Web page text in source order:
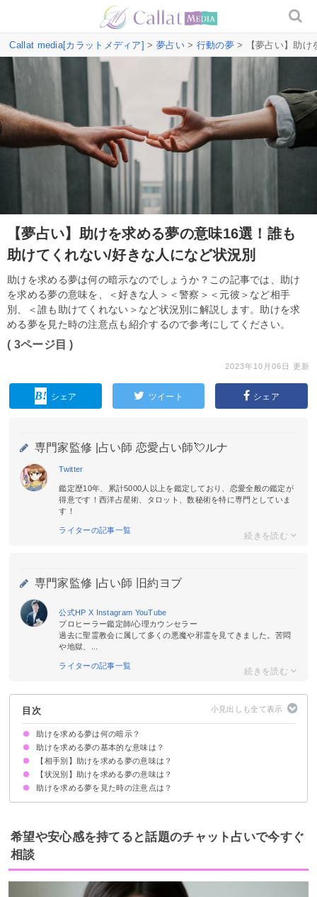
Callat media[カラットメディア] > 夢占い> 行動の夢> 【夢占い】助け
【夢占い】助けを求める夢の意味16選！誰も
助けてくれない/好きな人になど状況別
助けを求める夢は何の暗示なのでしょうか？この記事では、助け
を求める夢の意味を、＜好きな人＞＜警察＞＜元彼＞など相手
別、＜誰も助けてくれない＞など状況別に解説します。助けを求
める夢を見た時の注意点も紹介するので参考にしてください。
( 3ページ目 )
2023年10月06日 更新
シェア ツイート シェア
専門家監修 | 占い師 恋愛占い師💘ルナ
Twitter
鑑定歴10年、累計5000人以上を鑑定しており、恋愛全般の鑑定が
得意です！西洋占星術、タロット、数秘術を特に専門としていま
す！
ライターの記事一覧
専門家監修 | 占い師 旧約ヨブ
公式HP X Instagram YouTube
プロヒーラー鑑定師/心理カウンセラー
過去に聖霊教会に属して多くの悪魔や邪霊を見てきました。苦悶
や地獄、...
ライターの記事一覧
目次
助けを求める夢は何の暗示？
助けを求める夢の基本的な意味は？
①困難な状況にいる暗示
②自信を喪失している暗示
状況によって意味が決まる
【相手別】助けを求める夢の意味は？
好きな人に助けを求める夢【凶夢】
恋人に助けを求める夢【警告夢】
元彼に助けを求める夢【凶夢】
警察に助けを求める夢【警告夢】
親に助けを求める夢【凶夢】
上司に助けを求める夢【不安夢】
亡くなった人に助けを求める夢【吉夢】
知らない人に助けを求める夢【警告夢】
【状況別】助けを求める夢の意味は？
助けを求めても誰も助けてくれない夢【不安夢】
電話で助けを求める夢【警告夢】
助けを求めて叫ぶ夢【願望夢】
殺されそうになって助けを求める夢【凶夢】
助けを求めたいけど声が出ない夢【不安夢】
逃げて助けを求める夢【警告夢】
火事で助けを求める夢【凶夢】
交通事故で助けを求める夢【警告夢】
助けを求める夢を見た時の注意点は？
十分な休息を取る
吉夢なら話さず警告夢や凶夢は人に話す
希望や安心感を持てると話題のチャット占いで今すぐ
相談